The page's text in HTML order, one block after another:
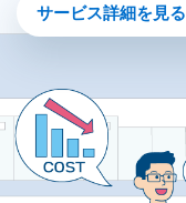
サービス詳細を見る